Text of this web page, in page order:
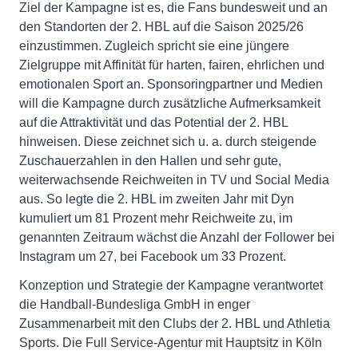
Ziel der Kampagne ist es, die Fans bundesweit und an
den Standorten der 2. HBL auf die Saison 2025/26
einzustimmen. Zugleich spricht sie eine jüngere
Zielgruppe mit Affinität für harten, fairen, ehrlichen und
emotionalen Sport an. Sponsoringpartner und Medien
will die Kampagne durch zusätzliche Aufmerksamkeit
auf die Attraktivität und das Potential der 2. HBL
hinweisen. Diese zeichnet sich u. a. durch steigende
Zuschauerzahlen in den Hallen und sehr gute,
weiterwachsende Reichweiten in TV und Social Media
aus. So legte die 2. HBL im zweiten Jahr mit Dyn
kumuliert um 81 Prozent mehr Reichweite zu, im
genannten Zeitraum wächst die Anzahl der Follower bei
Instagram um 27, bei Facebook um 33 Prozent.
Konzeption und Strategie der Kampagne verantwortet
die Handball-Bundesliga GmbH in enger
Zusammenarbeit mit den Clubs der 2. HBL und Athletia
Sports. Die Full Service-Agentur mit Hauptsitz in Köln